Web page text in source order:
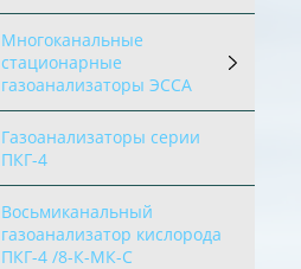
Многоканальные
стационарные
газоанализаторы ЭССА
Газоанализаторы серии
ПКГ-4
Восьмиканальный
газоанализатор кислорода
ПКГ-4 /8-К-МК-С